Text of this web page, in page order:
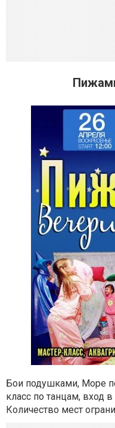
Бои подушками, Море
класс по танцам, вход
Количество мест